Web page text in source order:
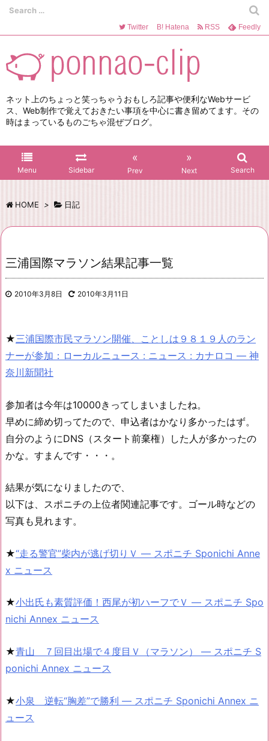
ネット上のちょっと笑っちゃうおもしろ記事や便利なWebサービ
ス、Web制作で覚えておきたい事項を中心に書き留めてます。その
時はまっているものごちゃ混ぜブログ。
Menu Sidebar
«
Prev
»
Next Search
Twitter B! Hatena RSS Feedly
HOME > 日記
三浦国際マラソン結果記事一覧
2010年3月8日 2010年3月11日
★三浦国際市民マラソン開催、ことしは９８１９人のラン
ナーが参加：ローカルニュース : ニュース : カナロコ — 神
奈川新聞社
参加者は今年は10000きってしまいましたね。
早めに締め切ってたので、申込者はかなり多かったはず。
自分のようにDNS（スタート前棄権）した人が多かったの
かな。すまんです・・・。
結果が気になりましたので、
以下は、スポニチの上位者関連記事です。ゴール時などの
写真も見れます。
★“走る警官”柴内が逃げ切りＶ ― スポニチ Sponichi Anne
x ニュース
★小出氏も素質評価！西尾が初ハーフでＶ ― スポニチ Spo
nichi Annex ニュース
★青山 ７回目出場で４度目Ｖ（マラソン） ― スポニチ S
ponichi Annex ニュース
★小泉 逆転“胸差”で勝利 ― スポニチ Sponichi Annex ニ
ュース